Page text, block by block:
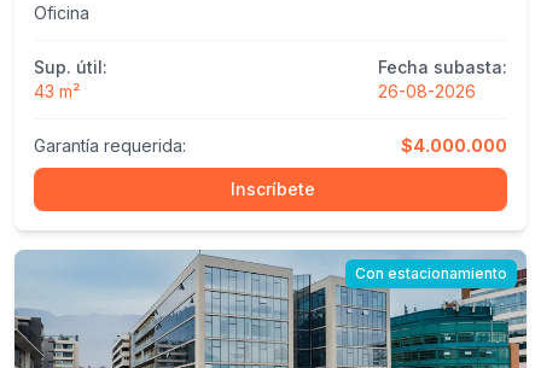
Oficina
Sup. útil:
43 m²
Fecha subasta:
26-08-2026
Garantía requerida: $4.000.000
Inscríbete
Con estacionamiento